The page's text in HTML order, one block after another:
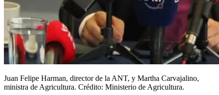
Juan Felipe Harman, director de la ANT, y Martha Carvajalino,
ministra de Agricultura. Crédito: Ministerio de Agricultura.